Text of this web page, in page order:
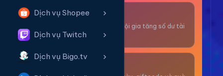
Dịch vụ Shopee
Dịch vụ Twitch
Dịch vụ Bigo.tv
Giải Trí
Thư giãn và có cơ hội gia tăng số dư tài
khoản.